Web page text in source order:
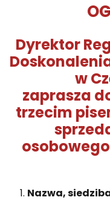
Dyrektor
w
zaprasza
trzecim
Nazwa,